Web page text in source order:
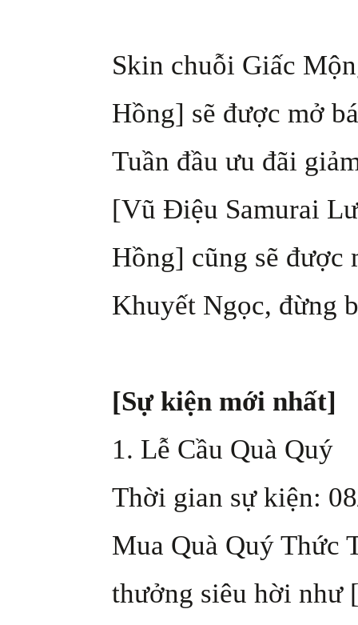
Skin chuỗi Giấc
Hồng] sẽ được mở
Tuần đầu ưu đãi
[Vũ Điệu Samurai
Hồng] cũng sẽ được
Khuyết Ngọc, đừng
[Sự kiện mới nhất]
1. Lễ Cầu Quà Quý
Thời gian sự kiện:
Mua Quà Quý Thức
thưởng siêu hời như